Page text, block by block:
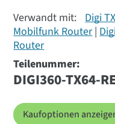
Verwandt mit: Digi
Mobilfunk Router
Router
Teilenummer:
DIGI360-TX64-
Kaufoptionen